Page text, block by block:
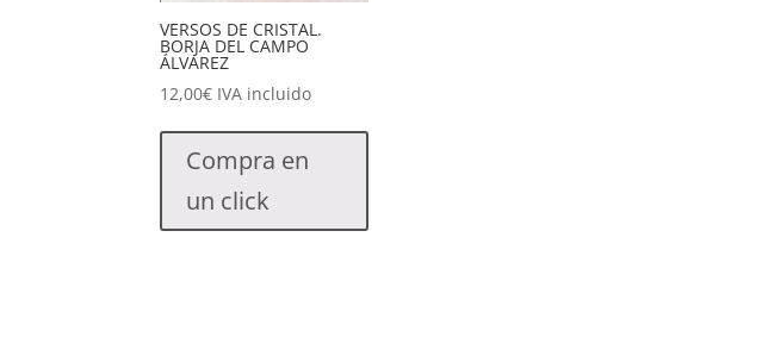
VERSOS DE CRISTAL.
BORJA DEL CAMPO
ÁLVAREZ
12,00€ IVA incluido
Compra en
un click